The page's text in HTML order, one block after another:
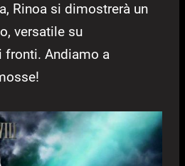
Rinoa si dimostrerà un
versatile su
fronti. Andiamo a